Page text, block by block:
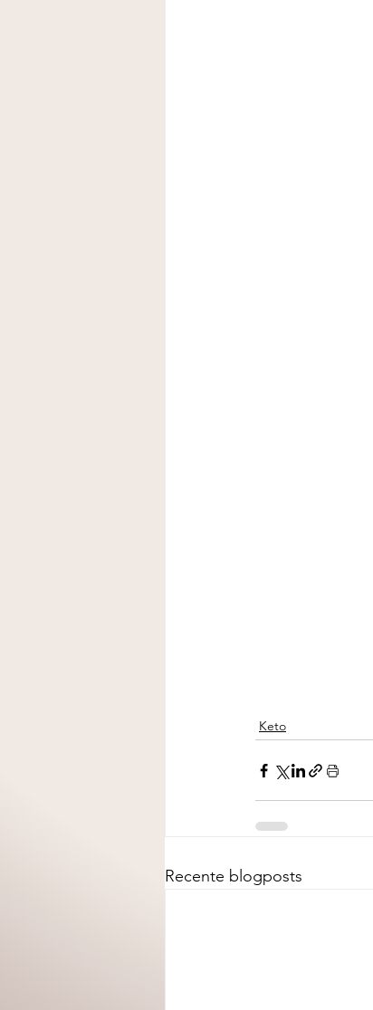
Keto
Recente blogposts